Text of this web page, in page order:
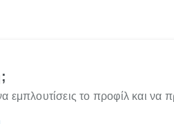
εμπλουτίσεις το προφίλ και να